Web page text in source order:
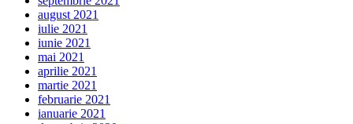
august 2021
iulie 2021
iunie 2021
mai 2021
aprilie 2021
martie 2021
februarie 2021
ianuarie 2021